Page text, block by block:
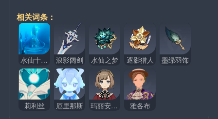
相关词条：
水仙十字院 浪影阔剑 水仙之梦 逐影猎人 墨绿羽饰
莉利丝 厄里那斯 玛丽安·吉约丹 雅各布